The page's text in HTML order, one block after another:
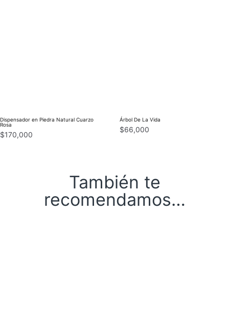
Dispensador en Piedra Natural Cuarzo
Rosa
$170,000
Árbol De La Vida
$66,000
También te
recomendamos…